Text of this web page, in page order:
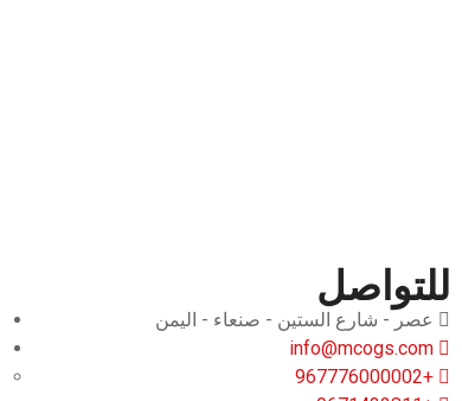
للتواصل
عصر - شارع الستين - صنعاء - اليمن
info@mcogs.com
+967776000002